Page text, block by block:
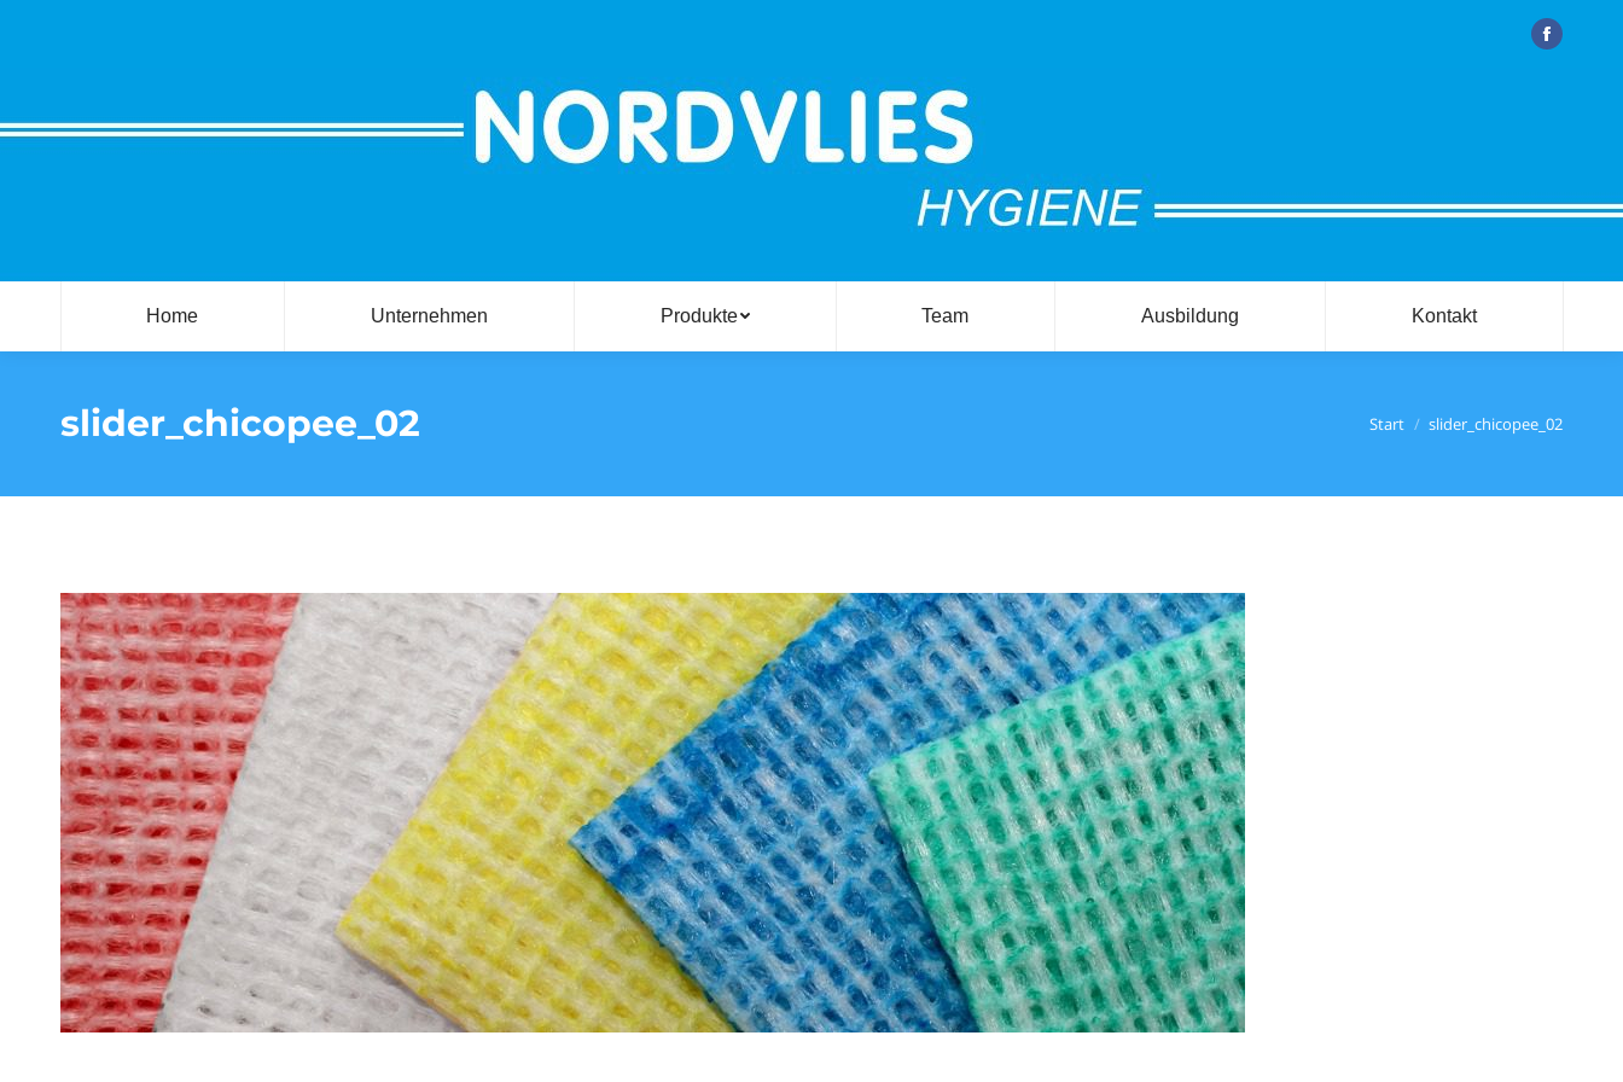
Facebook
Home Unternehmen Produkte Team Ausbildung Kontakt
slider_chicopee_02 Start slider_chicopee_02